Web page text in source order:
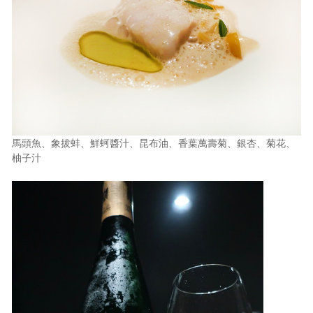
馬頭魚、象拔蚌、鮮蚵醬汁、昆布油、香葉萬壽菊、銀杏、菊花、
柚子汁